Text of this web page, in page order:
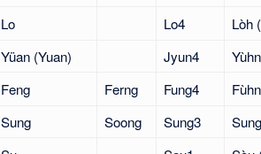
Lo Lo4 Lòh
Yüan (Yuan) Jyun4
Feng Ferng Fung4
Sung Soong Sung3